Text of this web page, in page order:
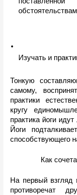
Изучать и
Тонкую
самому,
практики
кругу
практика йоги
Йоги
способствующего
Как
На первый взгляд
противоречат